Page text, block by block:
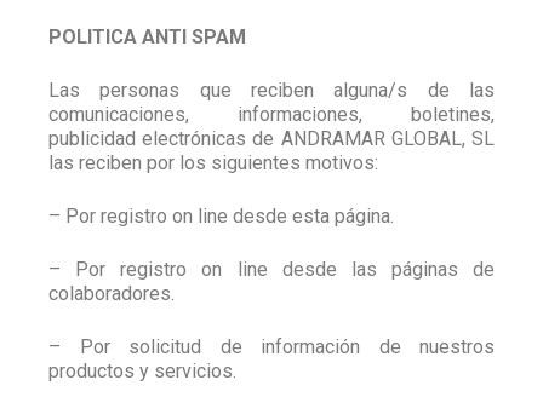
POLITICA ANTI SPAM
Las personas que reciben alguna/s de las
comunicaciones, informaciones, boletines,
publicidad electrónicas de ANDRAMAR GLOBAL, SL
las reciben por los siguientes motivos:
– Por registro on line desde esta página.
– Por registro on line desde las páginas de
colaboradores.
– Por solicitud de información de nuestros
productos y servicios.